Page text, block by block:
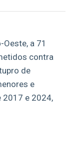
a 71
contra
de
e
2017 e 2024,